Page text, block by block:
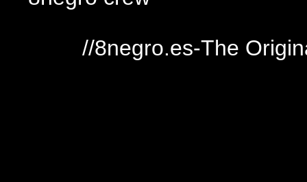
//8negro.es-The